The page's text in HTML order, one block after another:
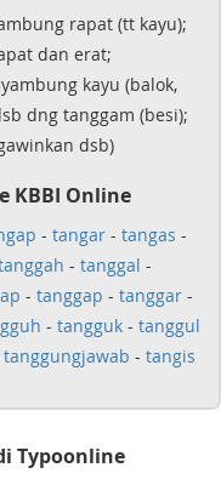
rapat (tt kayu);
dan erat;
kayu (balok,
dng tanggam (besi);
dsb)
KBBI Online
- tangar - tangas -
- tanggal -
- tanggap - tanggar -
- tangguk - tanggul
tanggungjawab - tangis
Typoonline